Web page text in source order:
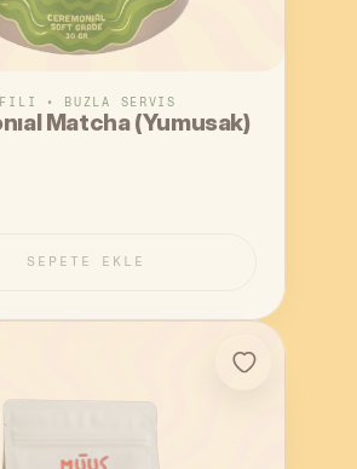
• BUZLA SERVIS
Matcha (Yumusak)
SEPETE EKLE